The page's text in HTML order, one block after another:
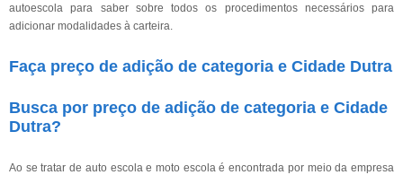
autoescola para saber sobre todos os procedimentos necessários para
adicionar modalidades à carteira.
Faça preço de adição de categoria e Cidade Dutra
Busca por preço de adição de categoria e Cidade
Dutra?
Ao se tratar de auto escola e moto escola é encontrada por meio da empresa